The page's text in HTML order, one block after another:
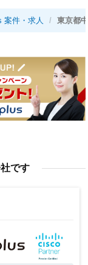
案件・求人 東京都
です